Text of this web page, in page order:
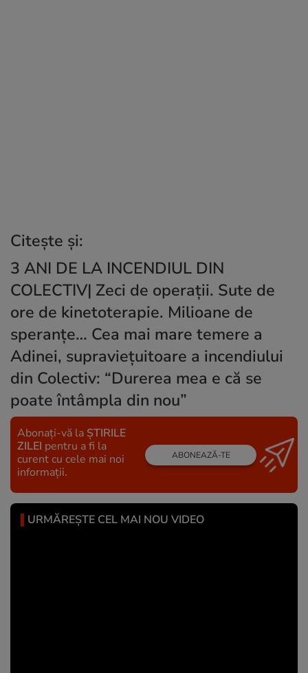
Citește și:
3 ANI DE LA INCENDIUL DIN
COLECTIV| Zeci de operații. Sute de
ore de kinetoterapie. Milioane de
speranțe… Cea mai mare temere a
Adinei, supraviețuitoare a incendiului
din Colectiv: “Durerea mea e că se
poate întâmpla din nou”
Abonați-vă la ȘTIRILE
ZILEI pentru a fi la
curent cu cele mai noi
informații.
ABONEAZĂ-TE
URMĂREȘTE CEL MAI NOU VIDEO